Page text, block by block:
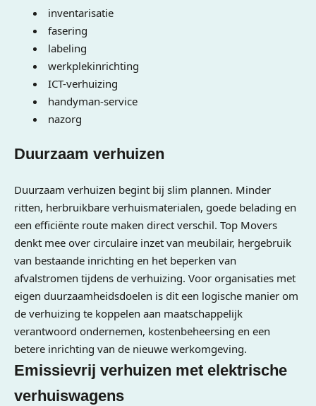
inventarisatie
fasering
labeling
werkplekinrichting
ICT-verhuizing
handyman-service
nazorg
Duurzaam verhuizen
Duurzaam verhuizen begint bij slim plannen. Minder
ritten, herbruikbare verhuismaterialen, goede belading en
een efficiënte route maken direct verschil. Top Movers
denkt mee over circulaire inzet van meubilair, hergebruik
van bestaande inrichting en het beperken van
afvalstromen tijdens de verhuizing. Voor organisaties met
eigen duurzaamheidsdoelen is dit een logische manier om
de verhuizing te koppelen aan maatschappelijk
verantwoord ondernemen, kostenbeheersing en een
betere inrichting van de nieuwe werkomgeving.
Emissievrij verhuizen met elektrische
verhuiswagens